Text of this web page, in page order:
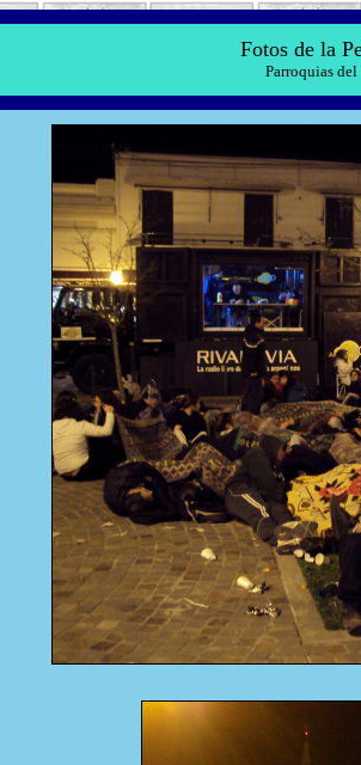
Fotos de la
Parroquias